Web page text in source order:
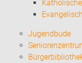
Jugendbude